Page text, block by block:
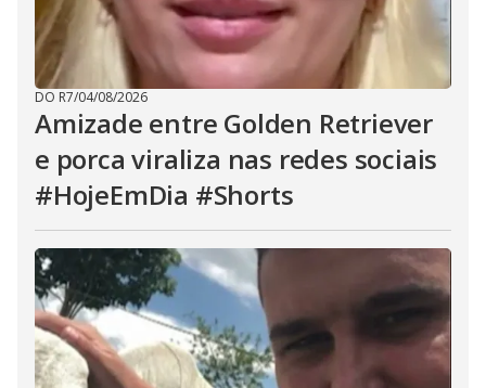
DO R7/04/08/2026
Amizade entre Golden Retriever
e porca viraliza nas redes sociais
#HojeEmDia #Shorts